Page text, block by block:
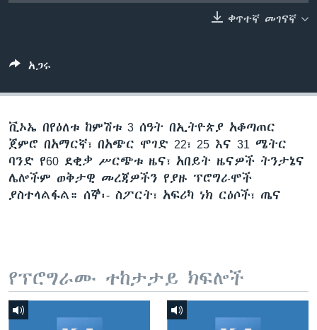
ቀጥተኛ መገናኛ
አጋሩ
ቪኦኤ በየዕለቱ ከምሽቱ 3 ሰዓት በኢትዮጵያ አቆጣጠር
ጀምሮ በአማርኛ፣ በአጭር ሞገድ 22፣ 25 እና 31 ሜትር
ባንድ የ60 ደቂቃ ሥርጭቱ ዜና፣ አበይት ዜናዎች ትንታኔና
ሌሎችም ወቅታዊ መረጃዎችን የያዙ ፕሮግራሞች
ያስተላልፋል። ሰኞ፡- ስፖርት፣ አፍሪካ ነክ ርዕሶች፣ ጤና
የፕሮግራሙ ተከታታይ ክፍሎች